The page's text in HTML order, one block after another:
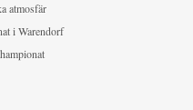
atmosfär
i Warendorf